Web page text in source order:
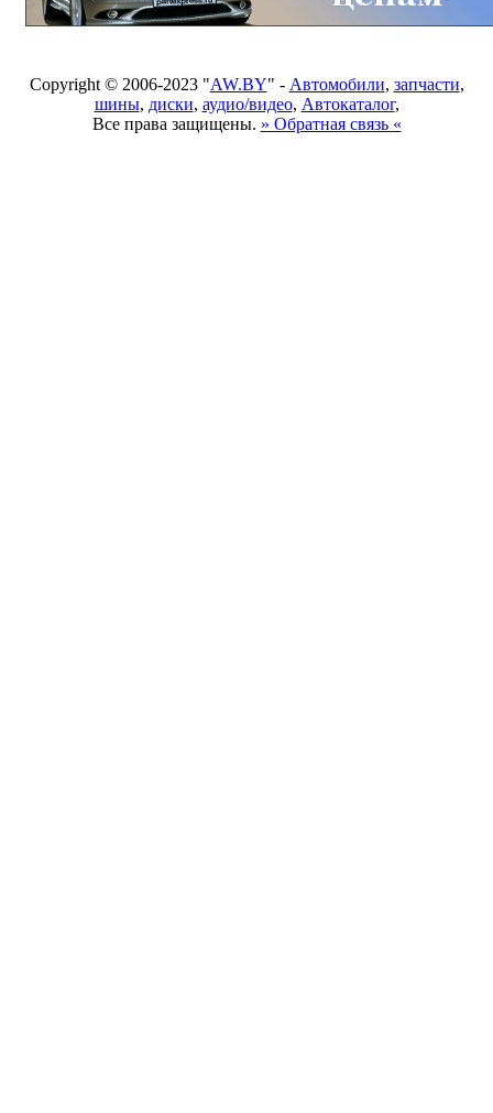
Copyright © 2006-2023 "AW.BY" - Автомобили, запчасти,
шины, диски, аудио/видео, Автокаталог,
Все права защищены. » Обратная связь «